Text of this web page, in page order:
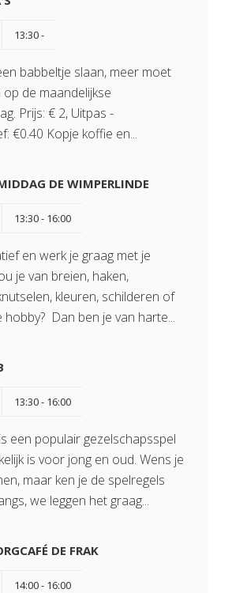
13:30 -
babbeltje slaan, meer moet
de maandelijkse
Prijs: € 2, Uitpas -
€0.40 Kopje koffie en...
DE WIMPERLINDE
13:30 - 16:00
en werk je graag met je
je van breien, haken,
kleuren, schilderen of
hobby? Dan ben je van harte...
13:30 - 16:00
een populair gezelschapsspel
is voor jong en oud. Wens je
maar ken je de spelregels
we leggen het graag...
DE FRAK
14:00 - 16:00